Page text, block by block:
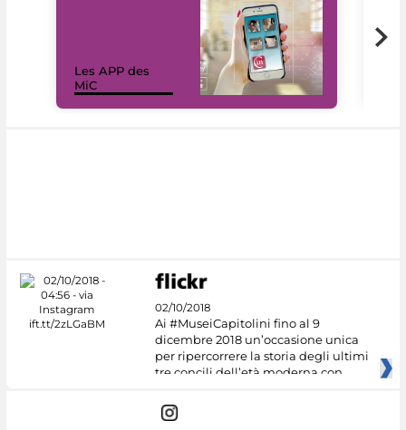
Les APP des
MiC
02/10/2018
Ai #MuseiCapitolini fino al 9
dicembre 2018 un’occasione unica
per ripercorrere la storia degli ultimi
tre concili dell’età moderna con